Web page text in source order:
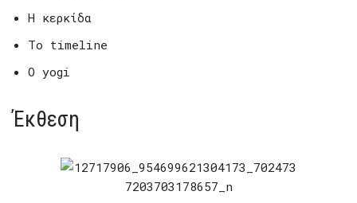
Η κερκίδα
Το timeline
Ο yogi
Έκθεση